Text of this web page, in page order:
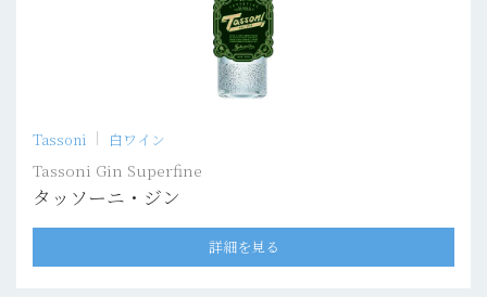
Tassoni 白ワイン
Tassoni Gin Superfine
タッソーニ・ジン
詳細を見る